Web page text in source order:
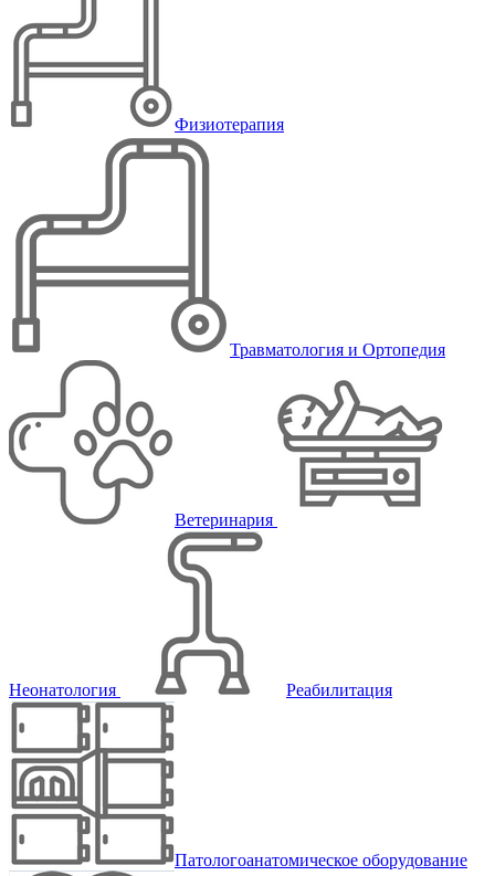
Физиотерапия
Травматология и Ортопедия
Ветеринария
Неонатология Реабилитация
Патологоанатомическое оборудование